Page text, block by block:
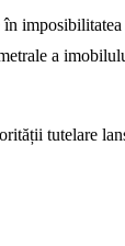
a
tutelare